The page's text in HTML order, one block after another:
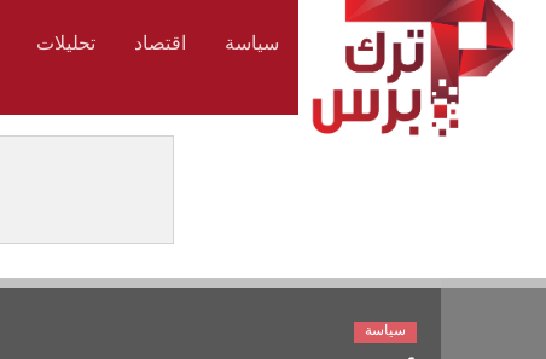
سياسة اقتصاد تحليلات
سياسة